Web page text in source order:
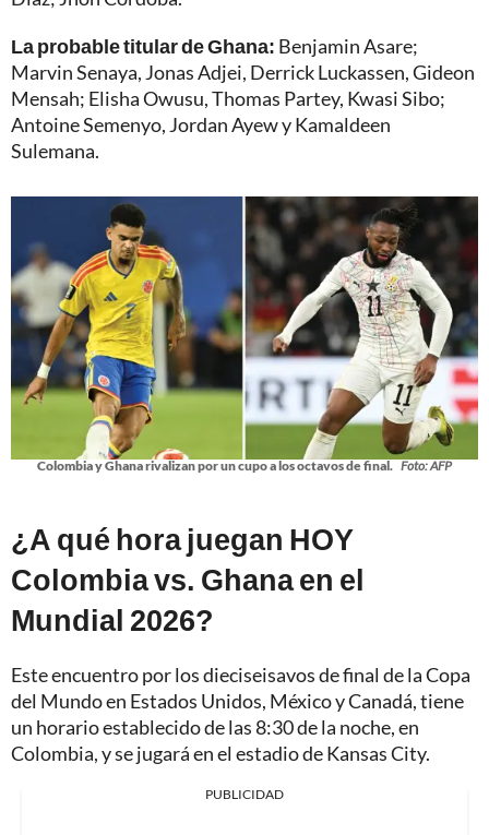
La probable titular de Ghana: Benjamin Asare;
Marvin Senaya, Jonas Adjei, Derrick Luckassen, Gideon
Mensah; Elisha Owusu, Thomas Partey, Kwasi Sibo;
Antoine Semenyo, Jordan Ayew y Kamaldeen
Sulemana.
Colombia y Ghana rivalizan por un cupo a los octavos de final. Foto: AFP
¿A qué hora juegan HOY
Colombia vs. Ghana en el
Mundial 2026?
Este encuentro por los dieciseisavos de final de la Copa
del Mundo en Estados Unidos, México y Canadá, tiene
un horario establecido de las 8:30 de la noche, en
Colombia, y se jugará en el estadio de Kansas City.
PUBLICIDAD